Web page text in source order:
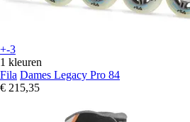
+-3
1 kleuren
Fila Dames Legacy Pro 84
€ 215,35